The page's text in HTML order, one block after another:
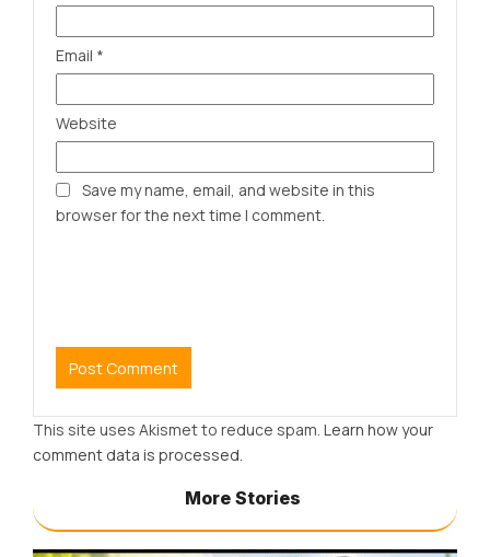
Email *
Website
Save my name, email, and website in this
browser for the next time I comment.
This site uses Akismet to reduce spam. Learn how your
comment data is processed.
More Stories